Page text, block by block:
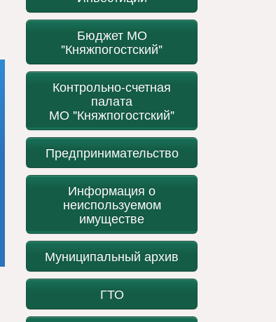
Бюджет МО
"Княжпогостский"
Контрольно-счетная
палата
МО "Княжпогостский"
Предпринимательство
Информация о
неиспользуемом
имуществе
Муниципальный архив
ГТО